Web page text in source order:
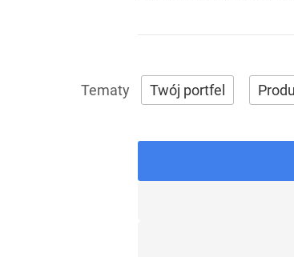
Twój portfel